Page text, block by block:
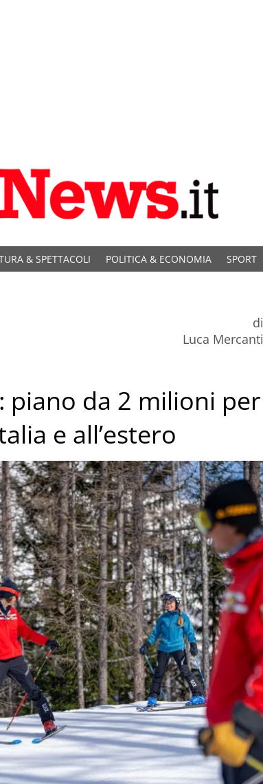
& SPETTACOLI POLITICA & ECONOMIA SPORT
di
Luca Mercanti
piano da 2 milioni per
e all’estero